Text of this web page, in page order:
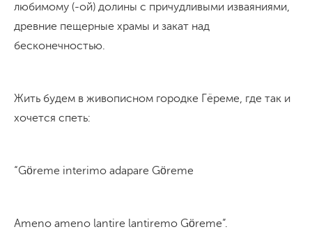
любимому (-ой) долины с причудливыми изваяниями,
древние пещерные храмы и закат над
бесконечностью.
Жить будем в живописном городке Гёреме, где так и
хочется спеть:
“Göreme interimo adapare Göreme
Ameno ameno lantire lantiremo Göreme”.